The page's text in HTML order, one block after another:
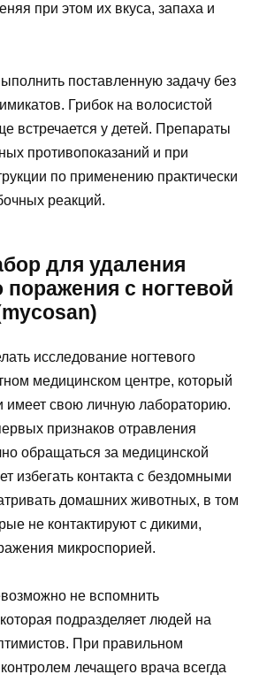
при этом их вкуса, запаха и
поставленную задачу без
Грибок на волосистой
встречается у детей. Препараты
противопоказаний и при
по применению практически
реакций.
для удаления
поражения с ногтевой
исследование ногтевого
медицинском центре, который
имеет свою личную лабораторию.
признаков отравления
обращаться за медицинской
избегать контакта с бездомными
домашних животных, в том
не контактируют с дикими,
микроспорией.
не вспомнить
подразделяет людей на
При правильном
лечащего врача всегда